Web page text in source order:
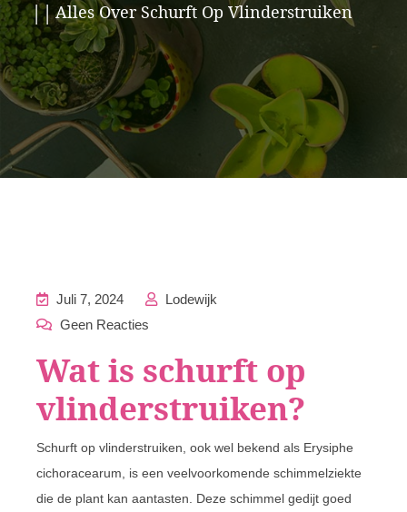
Alles Over Schurft Op Vlinderstruiken
Juli 7, 2024
Lodewijk
Geen Reacties
Wat is schurft op
vlinderstruiken?
Schurft op vlinderstruiken, ook wel bekend als Erysiphe
cichoracearum, is een veelvoorkomende schimmelziekte
die de plant kan aantasten. Deze schimmel gedijt goed